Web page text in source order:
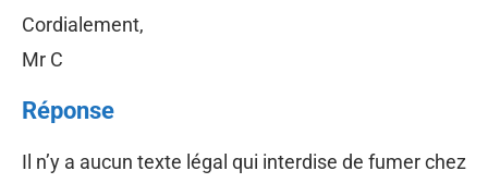
Cordialement,
Mr C
Réponse
Il n’y a aucun texte légal qui interdise de fumer chez